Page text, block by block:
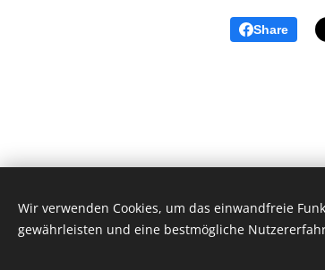
Share
Wir verwenden Cookies, um das einwandfreie
gewährleisten und eine bestmögliche